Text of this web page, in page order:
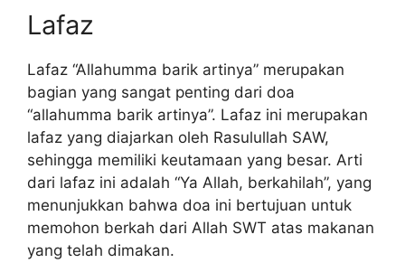
Lafaz
Lafaz “Allahumma barik artinya” merupakan
bagian yang sangat penting dari doa
“allahumma barik artinya”. Lafaz ini merupakan
lafaz yang diajarkan oleh Rasulullah SAW,
sehingga memiliki keutamaan yang besar. Arti
dari lafaz ini adalah “Ya Allah, berkahilah”, yang
menunjukkan bahwa doa ini bertujuan untuk
memohon berkah dari Allah SWT atas makanan
yang telah dimakan.